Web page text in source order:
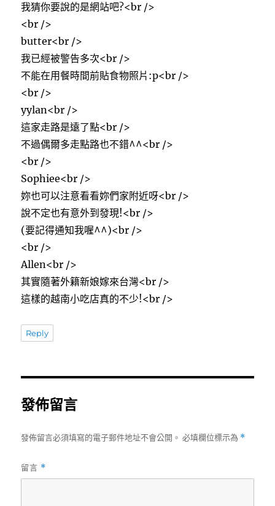
我猜你要說的是網站吧?<br />
<br />
butter<br />
我已經被警告多次<br />
不能在用餐時間前貼食物照片:p<br />
<br />
yylan<br />
這家走路是遠了點<br />
不過偶爾多走點路也不錯^^<br />
<br />
Sophiee<br />
妳也可以注意看看妳們家附近呀<br />
說不定也有意外到發現!<br />
(要記得通知我喔^^)<br />
<br />
Allen<br />
其實隨著外籍新娘嫁來台灣<br />
這樣的越南小吃店真的不少!<br />
Reply
發佈留言
發佈留言必須填寫的電子郵件地址不會公開。 必填欄位標示為 *
留言 *